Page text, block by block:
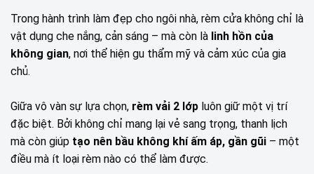
Trong hành trình làm đẹp cho ngôi nhà, rèm cửa không chỉ là
vật dụng che nắng, cản sáng – mà còn là linh hồn của
không gian, nơi thể hiện gu thẩm mỹ và cảm xúc của gia
chủ.
Giữa vô vàn sự lựa chọn, rèm vải 2 lớp luôn giữ một vị trí
đặc biệt. Bởi không chỉ mang lại vẻ sang trọng, thanh lịch
mà còn giúp tạo nên bầu không khí ấm áp, gần gũi – một
điều mà ít loại rèm nào có thể làm được.